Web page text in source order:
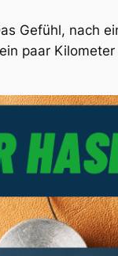
Gefühl, nach
paar